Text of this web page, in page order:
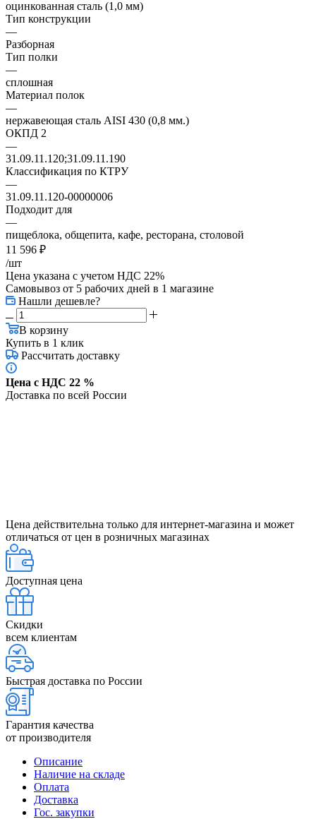
оцинкованная сталь (1,0 мм)
Тип конструкции
—
Разборная
Тип полки
—
сплошная
Материал полок
—
нержавеющая сталь AISI 430 (0,8 мм.)
ОКПД 2
—
31.09.11.120;31.09.11.190
Классификация по КТРУ
—
31.09.11.120-00000006
Подходит для
—
пищеблока, общепита, кафе, ресторана, столовой
11 596 ₽
/шт
Цена указана с учетом НДС 22%
Самовывоз от 5 рабочих дней в 1 магазине
Нашли дешевле?
В корзину
Купить в 1 клик
Рассчитать доставку
Цена с НДС 22 %
Доставка по всей России
Цена действительна только для интернет-магазина и может
отличаться от цен в розничных магазинах
Доступная цена
Скидки
всем клиентам
Быстрая доставка по России
Гарантия качества
от производителя
Описание
Наличие на складе
Оплата
Доставка
Гос. закупки